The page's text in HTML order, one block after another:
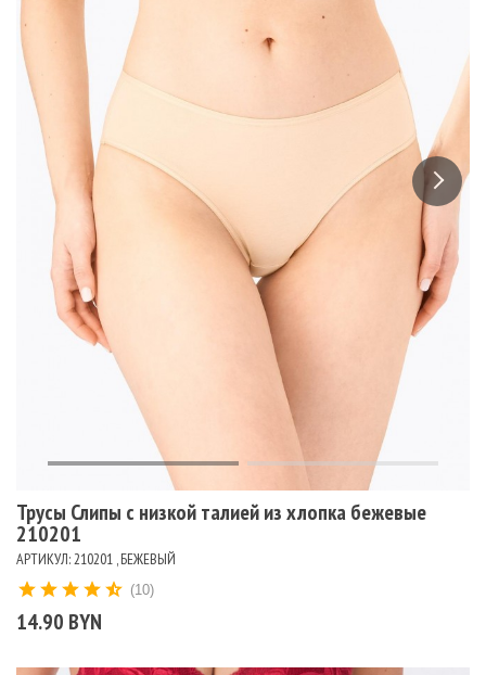
Трусы Слипы с низкой талией из хлопка бежевые
210201
АРТИКУЛ: 210201 , БЕЖЕВЫЙ
14.90 BYN
(10)